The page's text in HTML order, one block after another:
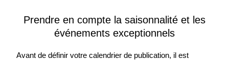
Prendre en compte la saisonnalité et les
événements exceptionnels
Avant de définir votre calendrier de publication, il est